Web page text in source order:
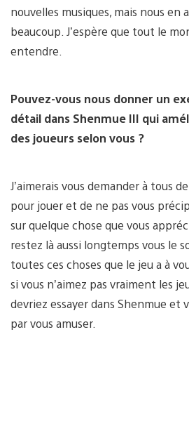
nouvelles musiques, mais nous en
beaucoup. J’espère que tout le
entendre.
Pouvez-vous nous donner un
détail dans Shenmue III qui
des joueurs selon vous ?
J’aimerais vous demander à tous
pour jouer et de ne pas vous
sur quelque chose que vous
restez là aussi longtemps vous le
toutes ces choses que le jeu a à
si vous n’aimez pas vraiment les
devriez essayer dans Shenmue et
par vous amuser.